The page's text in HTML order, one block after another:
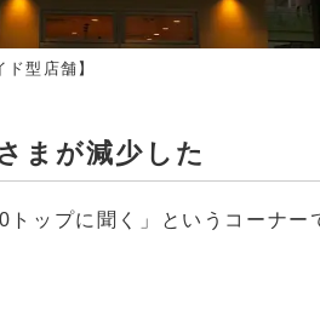
型店舗】
まが減少した
ップに聞く」というコーナー